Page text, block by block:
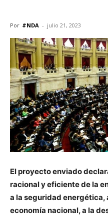
Por #NDA - julio 21, 2023
El proyecto enviado
racional y eficiente de la
a la seguridad
economía nacional, a la